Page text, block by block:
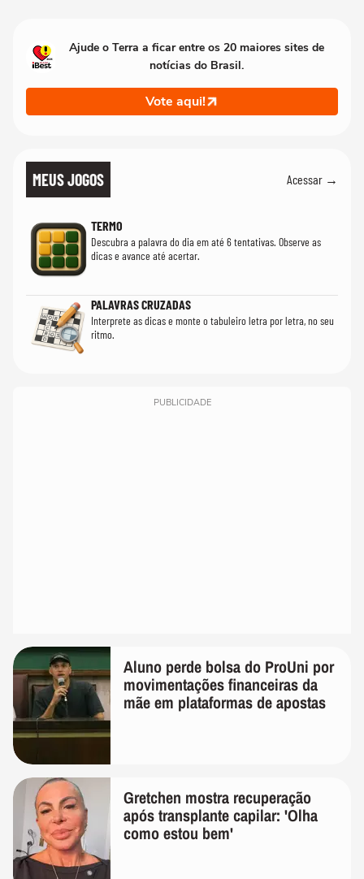
Ajude o Terra a ficar entre os 20 maiores sites de
notícias do Brasil.
Vote aqui!
MEUS JOGOS Acessar →
TERMO
Descubra a palavra do dia em até 6 tentativas. Observe as
dicas e avance até acertar.
PALAVRAS CRUZADAS
Interprete as dicas e monte o tabuleiro letra por letra, no seu
ritmo.
PUBLICIDADE
Aluno perde bolsa do ProUni por
movimentações financeiras da
mãe em plataformas de apostas
Gretchen mostra recuperação
após transplante capilar: 'Olha
como estou bem'